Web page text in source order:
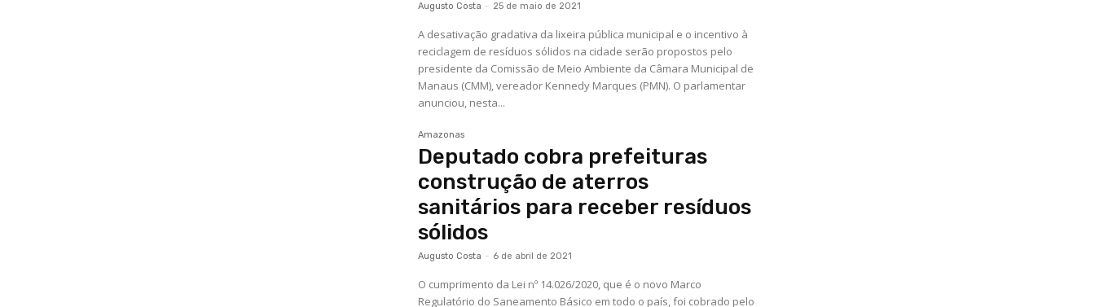
Augusto Costa - 25 de maio de 2021
A desativação gradativa da lixeira pública municipal e o incentivo à
reciclagem de resíduos sólidos na cidade serão propostos pelo
presidente da Comissão de Meio Ambiente da Câmara Municipal de
Manaus (CMM), vereador Kennedy Marques (PMN). O parlamentar
anunciou, nesta...
Amazonas
Deputado cobra prefeituras
construção de aterros
sanitários para receber resíduos
sólidos
Augusto Costa - 6 de abril de 2021
O cumprimento da Lei nº 14.026/2020, que é o novo Marco
Regulatório do Saneamento Básico em todo o país, foi cobrado pelo